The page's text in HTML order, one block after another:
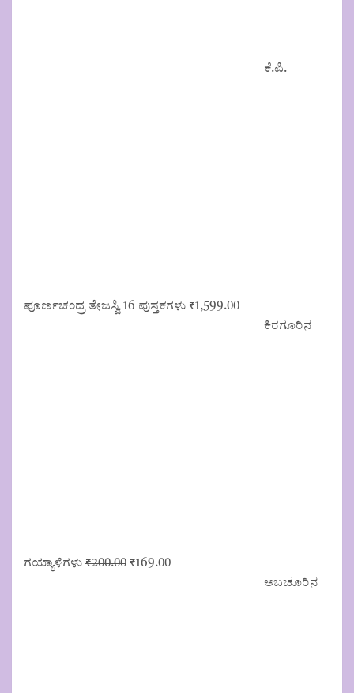
ಕೆ.ಪಿ.
ಪೂರ್ಣಚಂದ್ರ ತೇಜಸ್ವಿ 16 ಪುಸ್ತಕಗಳು ₹1,599.00
ಕಿರಗೂರಿನ
ಗಯ್ಯಾಳಿಗಳು ₹200.00 Original
₹169.00Current
ಅಬಚೂರಿನ